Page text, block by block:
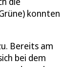
konnten
Bereits am
bei dem